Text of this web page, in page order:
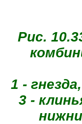
Рис.
1 -
3 -